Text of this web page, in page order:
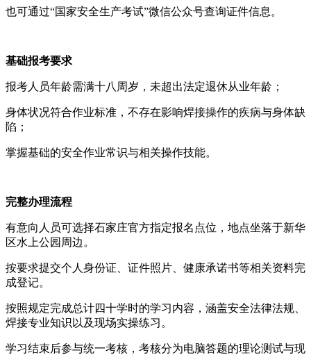
也可通过“国家安全生产考试”微信公众号查询证件信息。
基础报考要求
报考人员年龄需满十八周岁，未超出法定退休从业年龄；
身体状况符合作业标准，不存在影响焊接操作的疾病与身体缺
陷；
掌握基础的安全作业常识与相关操作技能。
完整办理流程
有意向人员可选择石家庄官方指定报名点位，地点坐落于新华
区水上公园周边。
按要求提交个人身份证、证件照片、健康承诺书等相关资料完
成登记。
按照规定完成总计四十学时的学习内容，涵盖安全法律法规、
焊接专业知识以及现场实操练习。
学习结束后参与统一考核，考核分为电脑答题的理论测试与现